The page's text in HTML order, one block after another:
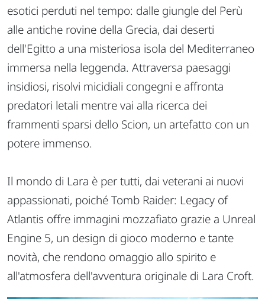
esotici perduti nel tempo: dalle giungle del Perù
alle antiche rovine della Grecia, dai deserti
dell'Egitto a una misteriosa isola del Mediterraneo
immersa nella leggenda. Attraversa paesaggi
insidiosi, risolvi micidiali congegni e affronta
predatori letali mentre vai alla ricerca dei
frammenti sparsi dello Scion, un artefatto con un
potere immenso.
Il mondo di Lara è per tutti, dai veterani ai nuovi
appassionati, poiché Tomb Raider: Legacy of
Atlantis offre immagini mozzafiato grazie a Unreal
Engine 5, un design di gioco moderno e tante
novità, che rendono omaggio allo spirito e
all'atmosfera dell'avventura originale di Lara Croft.